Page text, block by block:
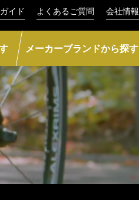
イド よくあるご質問 会社情報
メーカーブランドから探す